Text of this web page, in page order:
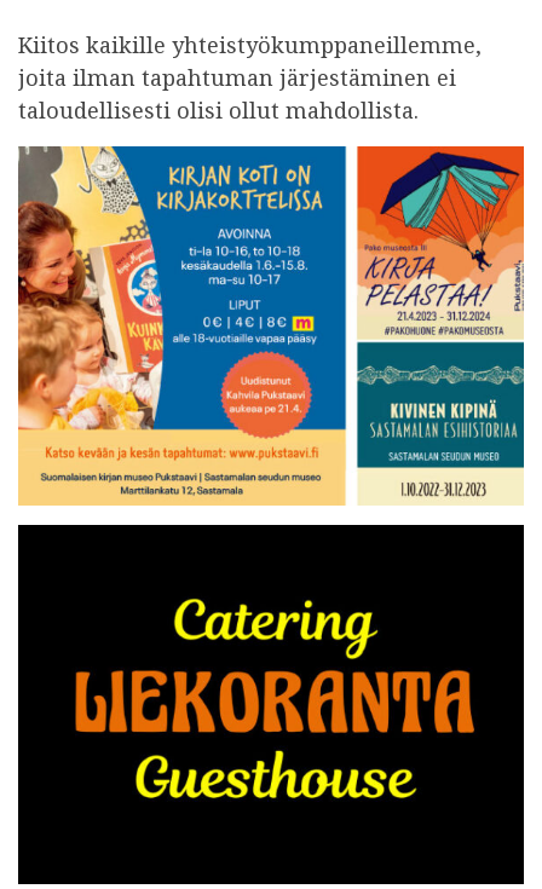
Kiitos kaikille yhteistyökumppaneillemme,
joita ilman tapahtuman järjestäminen ei
taloudellisesti olisi ollut mahdollista.